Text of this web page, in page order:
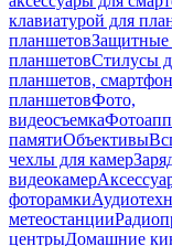
клавиатурой для
планшетовЗащитные
планшетовСтилусы
планшетов,
планшетовФото,
видеосъемка
памятиОбъективы
чехлы для камер
видеокамер
фоторамки
метеостанции
центрыДомашние